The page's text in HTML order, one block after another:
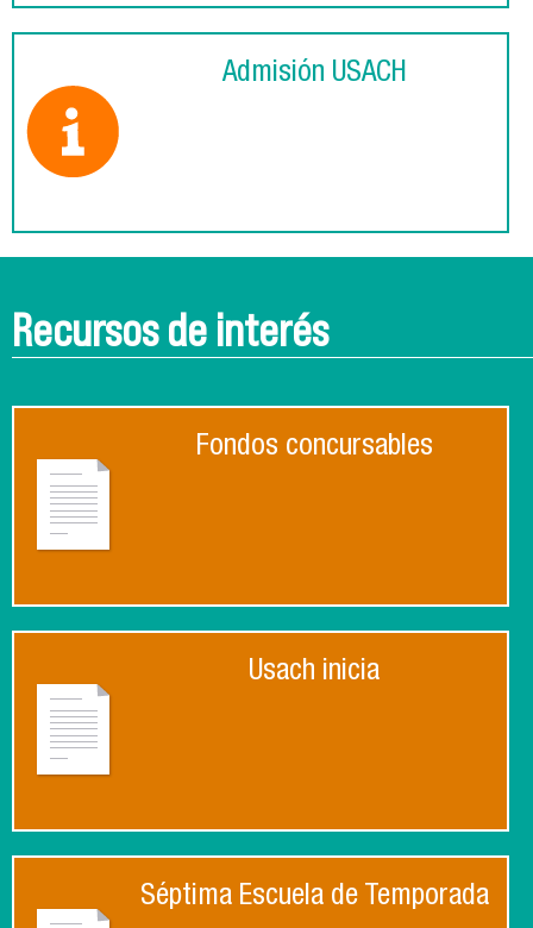
Admisión USACH
Recursos de interés
Fondos concursables
Usach inicia
Séptima Escuela de Temporada